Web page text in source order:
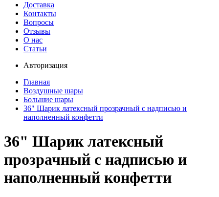
Доставка
Контакты
Вопросы
Отзывы
О нас
Статьи
Авторизация
Главная
Воздушные шары
Большие шары
36" Шарик латексный прозрачный с надписью и
наполненный конфетти
36" Шарик латексный
прозрачный с надписью и
наполненный конфетти